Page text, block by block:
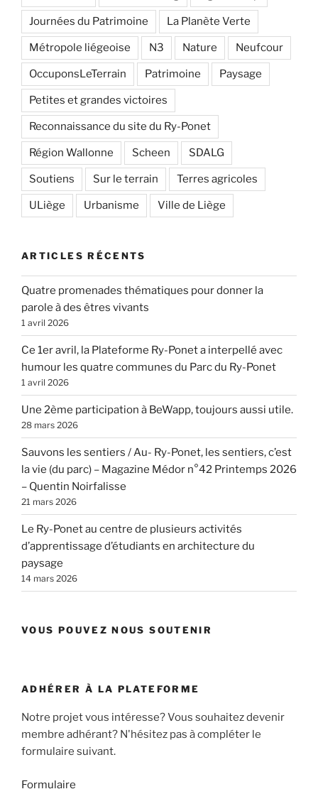
Journées du Patrimoine La Planète Verte
Métropole liégeoise N3 Nature Neufcour
OccuponsLeTerrain Patrimoine Paysage
Petites et grandes victoires
Reconnaissance du site du Ry-Ponet
Région Wallonne Scheen SDALG
Soutiens Sur le terrain Terres agricoles
ULiège Urbanisme Ville de Liège
ARTICLES RÉCENTS
Quatre promenades thématiques pour donner la
parole à des êtres vivants
1 avril 2026
Ce 1er avril, la Plateforme Ry-Ponet a interpellé avec
humour les quatre communes du Parc du Ry-Ponet
1 avril 2026
Une 2ème participation à BeWapp, toujours aussi utile.
28 mars 2026
Sauvons les sentiers / Au- Ry-Ponet, les sentiers, c’est
la vie (du parc) – Magazine Médor n°42 Printemps 2026
– Quentin Noirfalisse
21 mars 2026
Le Ry-Ponet au centre de plusieurs activités
d’apprentissage d’étudiants en architecture du
paysage
14 mars 2026
VOUS POUVEZ NOUS SOUTENIR
ADHÉRER À LA PLATEFORME
Notre projet vous intéresse? Vous souhaitez devenir
membre adhérant? N'hésitez pas à compléter le
formulaire suivant.
Formulaire